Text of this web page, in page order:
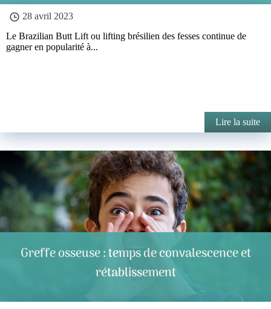
28 avril 2023
Le Brazilian Butt Lift ou lifting brésilien des fesses continue de
gagner en popularité à...
Lire la suite
Greffe osseuse : temps de convalescence et
rétablissement